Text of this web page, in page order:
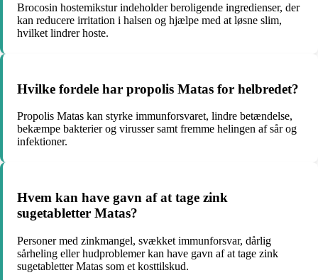
Brocosin hostemikstur indeholder beroligende ingredienser, der
kan reducere irritation i halsen og hjælpe med at løsne slim,
hvilket lindrer hoste.
Hvilke fordele har propolis Matas for helbredet?
Propolis Matas kan styrke immunforsvaret, lindre betændelse,
bekæmpe bakterier og virusser samt fremme helingen af sår og
infektioner.
Hvem kan have gavn af at tage zink
sugetabletter Matas?
Personer med zinkmangel, svækket immunforsvar, dårlig
sårheling eller hudproblemer kan have gavn af at tage zink
sugetabletter Matas som et kosttilskud.